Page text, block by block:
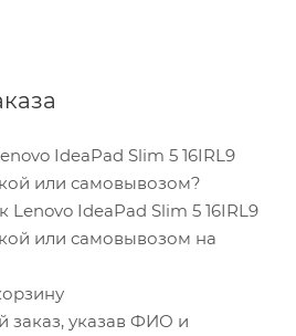
IdeaPad Slim 5 16IRL9
или самовывозом?
Lenovo IdeaPad Slim 5 16IRL9
или самовывозом на
заказ, указав ФИО и